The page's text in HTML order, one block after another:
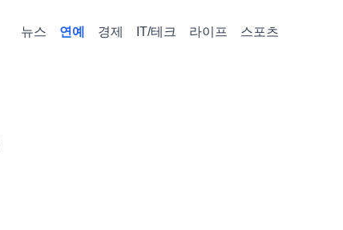
뉴스 연예 경제 IT/테크 라이프 스포츠